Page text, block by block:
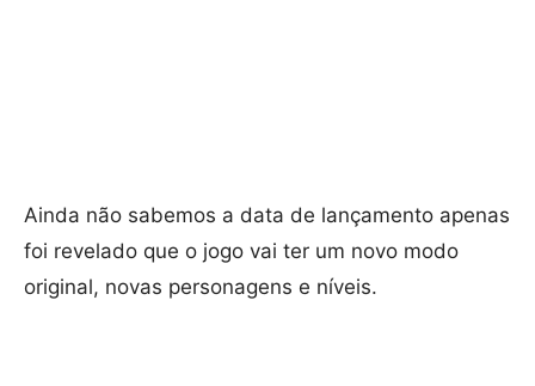
Ainda não sabemos a data de lançamento apenas
foi revelado que o jogo vai ter um novo modo
original, novas personagens e níveis.